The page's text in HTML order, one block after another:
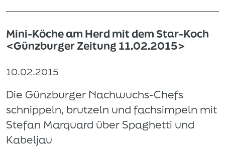
Mini-Köche am Herd mit dem Star-Koch
<Günzburger Zeitung 11.02.2015>
10.02.2015
Die Günzburger Nachwuchs-Chefs
schnippeln, brutzeln und fachsimpeln mit
Stefan Marquard über Spaghetti und
Kabeljau